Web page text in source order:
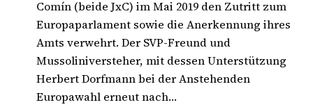
Comín (beide JxC) im Mai 2019 den Zutritt zum
Europaparlament sowie die Anerkennung ihres
Amts verwehrt. Der SVP-Freund und
Mussoliniversteher, mit dessen Unterstützung
Herbert Dorfmann bei der Anstehenden
Europawahl erneut nach…